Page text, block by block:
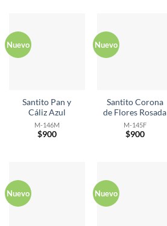
Nuevo
Santito Pan y
Cáliz Azul
M-146M
$900
Nuevo
Santito Corona
de Flores Rosada
M-145F
$900
Nuevo Nuevo